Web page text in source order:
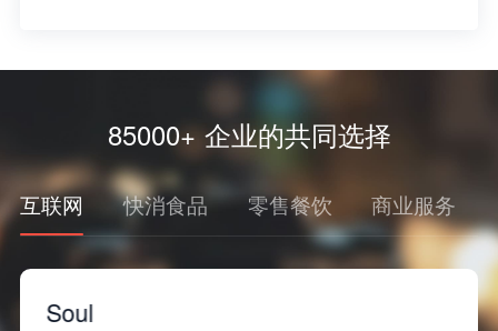
85000+ 企业的共同选择
互联网 快消食品 零售餐饮 商业服务
Soul